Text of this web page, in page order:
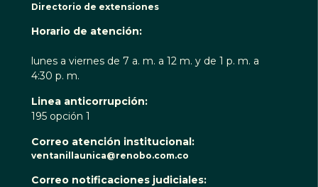
Directorio de extensiones
Horario de atención:
lunes a viernes de 7 a. m. a 12 m. y de 1 p. m. a
4:30 p. m.
Linea anticorrupción:
195 opción 1
Correo atención institucional:
ventanillaunica@renobo.com.co
Correo notificaciones judiciales: